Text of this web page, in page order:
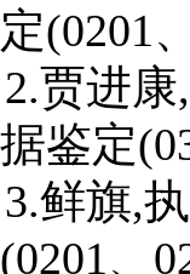
(0201
2.贾进
鉴定
3.鲜旗,
、